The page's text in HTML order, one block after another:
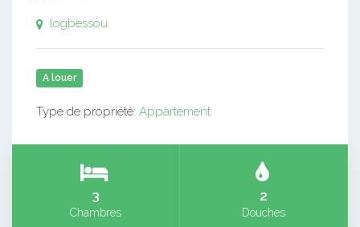
logbessou
A louer
Type de propriété: Appartement
3
Chambres
2
Douches